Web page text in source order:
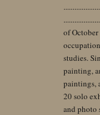
of
studies.
painting,
paintings,
20 solo
and photo